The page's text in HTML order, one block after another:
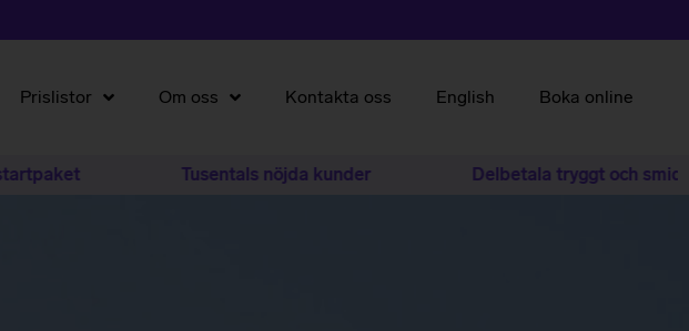
Prislistor Om oss Kontakta oss English Boka online
Tusentals nöjda kunder Delbetala tryggt och smidigt med